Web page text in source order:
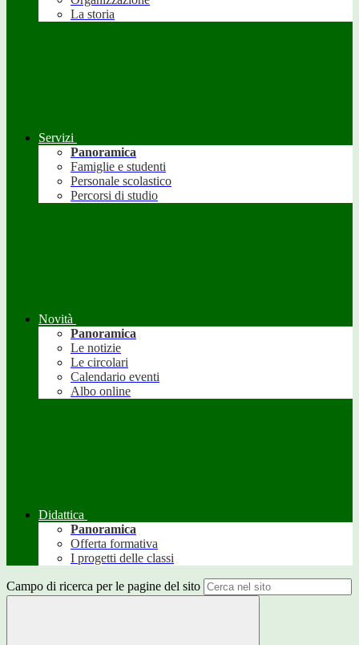
La storia
Servizi
Panoramica
Famiglie e studenti
Personale scolastico
Percorsi di studio
Novità
Panoramica
Le notizie
Le circolari
Calendario eventi
Albo online
Didattica
Panoramica
Offerta formativa
I progetti delle classi
Campo di ricerca per le pagine del sito